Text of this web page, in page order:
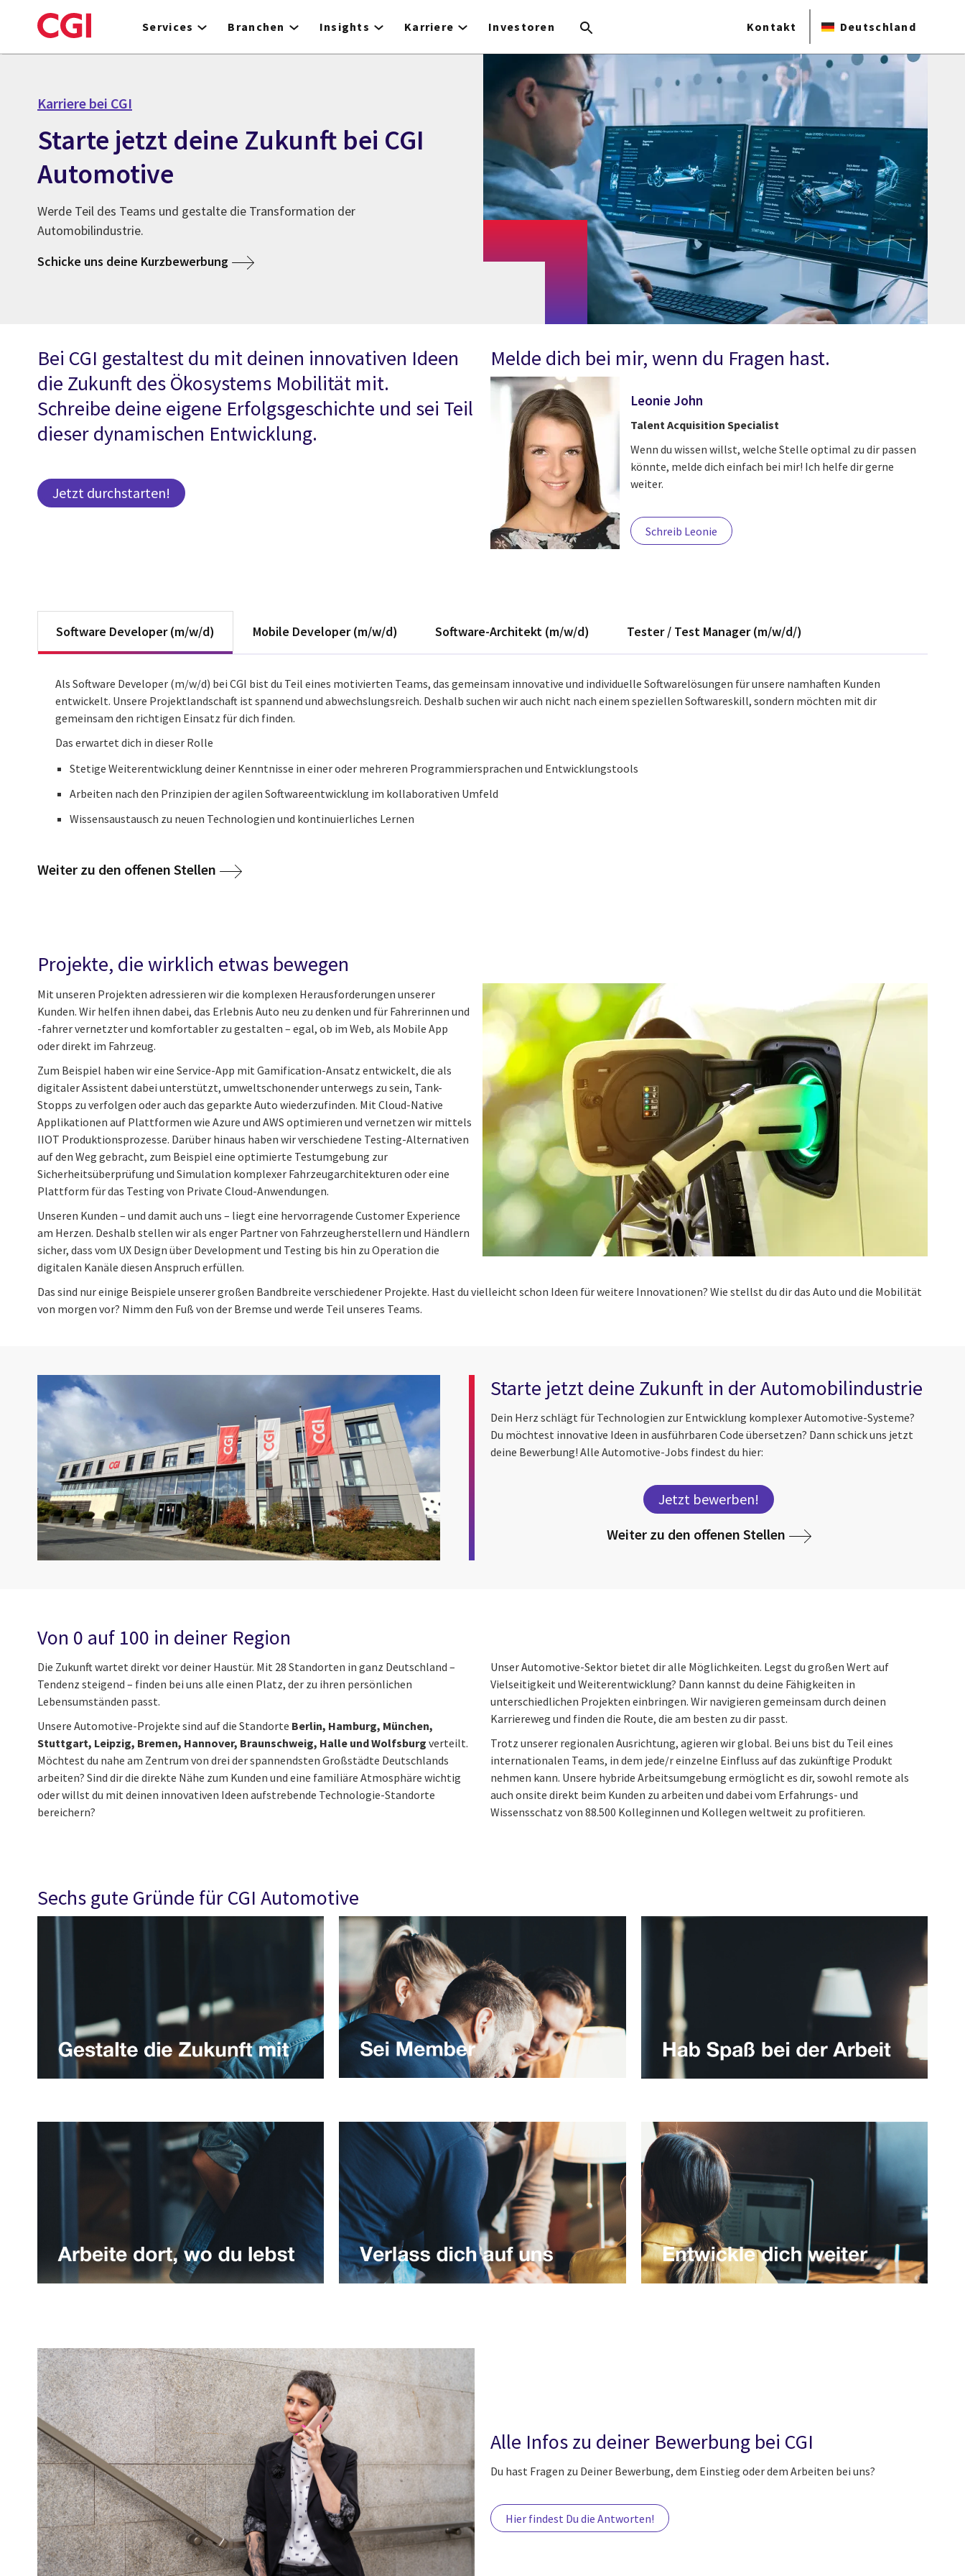
to
Services Branchen Insights Karriere Investoren Kontakt Deutschland
Karriere bei CGI
Starte jetzt deine Zukunft bei CGI
Automotive
Werde Teil des Teams und gestalte die Transformation der
Automobilindustrie.
Schicke uns deine Kurzbewerbung
Bei CGI gestaltest du mit deinen innovativen Ideen
die Zukunft des Ökosystems Mobilität mit.
Schreibe deine eigene Erfolgsgeschichte und sei Teil
dieser dynamischen Entwicklung.
Jetzt durchstarten!
Melde dich bei mir, wenn du Fragen hast.
Leonie John
Talent Acquisition Specialist
Wenn du wissen willst, welche Stelle optimal zu dir passen
könnte, melde dich einfach bei mir! Ich helfe dir gerne
weiter.
Schreib Leonie
Software Developer (m/w/d) Mobile Developer (m/w/d) Software-Architekt (m/w/d) Tester / Test Manager (m/w/d/)
Als Software Developer (m/w/d) bei CGI bist du Teil eines motivierten Teams, das gemeinsam innovative und individuelle Softwarelösungen für unsere namhaften Kunden
entwickelt. Unsere Projektlandschaft ist spannend und abwechslungsreich. Deshalb suchen wir auch nicht nach einem speziellen Softwareskill, sondern möchten mit dir
gemeinsam den richtigen Einsatz für dich finden.​
Das erwartet dich in dieser Rolle ​
Stetige Weiterentwicklung deiner Kenntnisse in einer oder mehreren Programmiersprachen und Entwicklungstools​
Arbeiten nach den Prinzipien der agilen Softwareentwicklung im kollaborativen Umfeld​
Wissensaustausch zu neuen Technologien und kontinuierliches Lernen​
Weiter zu den offenen Stellen
Projekte, die wirklich etwas bewegen
Mit unseren Projekten adressieren wir die komplexen Herausforderungen unserer
Kunden. Wir helfen ihnen dabei, das Erlebnis Auto neu zu denken und für Fahrerinnen und
-fahrer vernetzter und komfortabler zu gestalten – egal, ob im Web, als Mobile App
oder direkt im Fahrzeug.
Zum Beispiel haben wir eine Service-App mit Gamification-Ansatz entwickelt, die als
digitaler Assistent dabei unterstützt, umweltschonender unterwegs zu sein, Tank-
Stopps zu verfolgen oder auch das geparkte Auto wiederzufinden. Mit Cloud-Native
Applikationen auf Plattformen wie Azure und AWS optimieren und vernetzen wir mittels
IIOT Produktionsprozesse. Darüber hinaus haben wir verschiedene Testing-Alternativen
auf den Weg gebracht, zum Beispiel eine optimierte Testumgebung zur
Sicherheitsüberprüfung und Simulation komplexer Fahrzeugarchitekturen oder eine
Plattform für das Testing von Private Cloud-Anwendungen.
Unseren Kunden – und damit auch uns – liegt eine hervorragende Customer Experience
am Herzen. Deshalb stellen wir als enger Partner von Fahrzeugherstellern und Händlern
sicher, dass vom UX Design über Development und Testing bis hin zu Operation die
digitalen Kanäle diesen Anspruch erfüllen.
Das sind nur einige Beispiele unserer großen Bandbreite verschiedener Projekte. Hast du vielleicht schon Ideen für weitere Innovationen? Wie stellst du dir das Auto und die Mobilität
von morgen vor? Nimm den Fuß von der Bremse und werde Teil unseres Teams.
Starte jetzt deine Zukunft in der Automobilindustrie
Dein Herz schlägt für Technologien zur Entwicklung komplexer Automotive-Systeme?
Du möchtest innovative Ideen in ausführbaren Code übersetzen? Dann schick uns jetzt
deine Bewerbung! Alle Automotive-Jobs findest du hier:
Jetzt bewerben!
Weiter zu den offenen Stellen
Von 0 auf 100 in deiner Region
Die Zukunft wartet direkt vor deiner Haustür. Mit 28 Standorten in ganz Deutschland –
Tendenz steigend – finden bei uns alle einen Platz, der zu ihren persönlichen
Lebensumständen passt.
Unsere Automotive-Projekte sind auf die Standorte Berlin, Hamburg, München,
Stuttgart, Leipzig, Bremen, Hannover, Braunschweig, Halle und Wolfsburg verteilt.
Möchtest du nahe am Zentrum von drei der spannendsten Großstädte Deutschlands
arbeiten? Sind dir die direkte Nähe zum Kunden und eine familiäre Atmosphäre wichtig
oder willst du mit deinen innovativen Ideen aufstrebende Technologie-Standorte
bereichern?
Unser Automotive-Sektor bietet dir alle Möglichkeiten. Legst du großen Wert auf
Vielseitigkeit und Weiterentwicklung? Dann kannst du deine Fähigkeiten in
unterschiedlichen Projekten einbringen. Wir navigieren gemeinsam durch deinen
Karriereweg und finden die Route, die am besten zu dir passt.
Trotz unserer regionalen Ausrichtung, agieren wir global. Bei uns bist du Teil eines
internationalen Teams, in dem jede/r einzelne Einfluss auf das zukünftige Produkt
nehmen kann. Unsere hybride Arbeitsumgebung ermöglicht es dir, sowohl remote als
auch onsite direkt beim Kunden zu arbeiten und dabei vom Erfahrungs- und
Wissensschatz von 88.500 Kolleginnen und Kollegen weltweit zu profitieren.
Sechs gute Gründe für CGI Automotive
Alle Infos zu deiner Bewerbung bei CGI
Du hast Fragen zu Deiner Bewerbung, dem Einstieg oder dem Arbeiten bei uns?
Hier findest Du die Antworten!